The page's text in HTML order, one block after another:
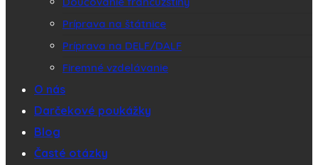
Príprava na štátnice
Príprava na DELF/DALF
Firemné vzdelávanie
O nás
Darčekové poukážky
Blog
Časté otázky